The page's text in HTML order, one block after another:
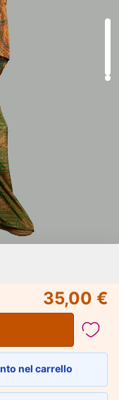
35,00 €
nel carrello